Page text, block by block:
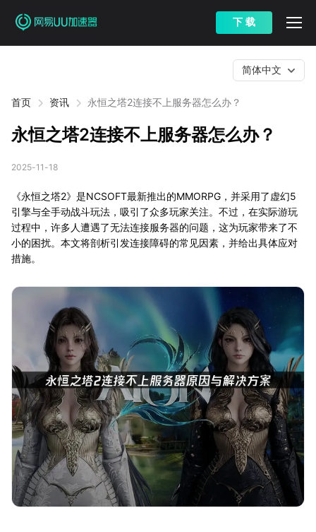
下 载
首页 资讯 永恒之塔2连接不上服务器怎么办？
简体中文
永恒之塔2连接不上服务器怎么办？
2025-11-18
《永恒之塔2》是NCSOFT最新推出的MMORPG，并采用了虚幻5
引擎与全手动战斗玩法，吸引了众多玩家关注。不过，在实际游玩
过程中，许多人遭遇了无法连接服务器的问题，这为玩家带来了不
小的困扰。本文将剖析引发连接障碍的常见因素，并给出具体应对
措施。